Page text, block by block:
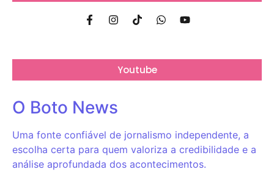
Youtube
O Boto News
Uma fonte confiável de jornalismo independente, a
escolha certa para quem valoriza a credibilidade e a
análise aprofundada dos acontecimentos.